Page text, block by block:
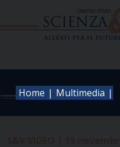
Home | Multimedia |